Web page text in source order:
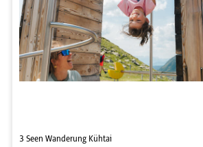
3 Seen Wanderung Kühtai